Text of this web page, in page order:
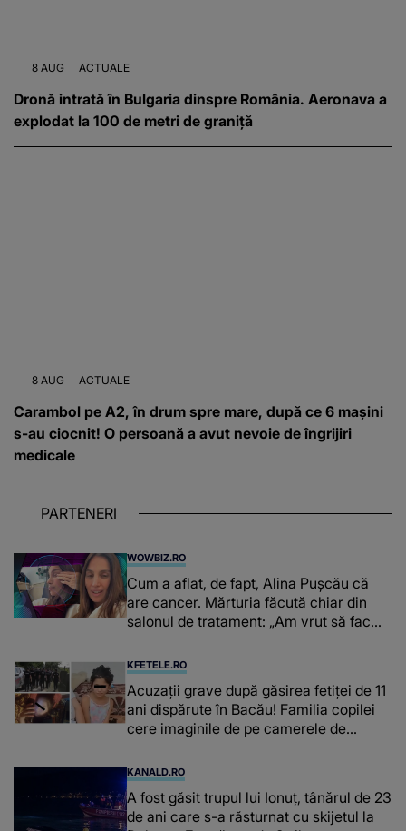
8 AUG ACTUALE
Dronă intrată în Bulgaria dinspre România. Aeronava a
explodat la 100 de metri de graniță
8 AUG ACTUALE
Carambol pe A2, în drum spre mare, după ce 6 mașini
s-au ciocnit! O persoană a avut nevoie de îngrijiri
medicale
PARTENERI
WOWBIZ.RO
Cum a aflat, de fapt, Alina Pușcău că
are cancer. Mărturia făcută chiar din
salonul de tratament: „Am vrut să fac
înțepe sânul”
KFETELE.RO
Acuzații grave după găsirea fetiței de 11
ani dispărute în Bacău! Familia copilei
cere imaginile de pe camerele de
mea...”
KANALD.RO
A fost găsit trupul lui Ionuț, tânărul de 23
de ani care s-a răsturnat cu skijetul la